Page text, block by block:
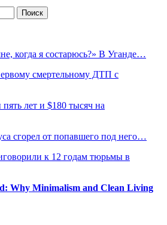
когда я состарюсь?» В Уганде…
смертельному ДТП с
лет и $180 тысяч на
сгорел от попавшего под него…
к 12 годам тюрьмы в
Why Minimalism and Clean Living